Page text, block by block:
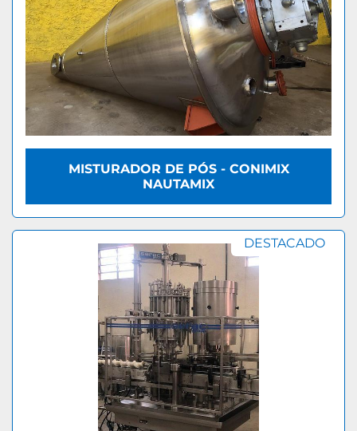
MISTURADOR DE PÓS - CONIMIX
NAUTAMIX
DESTACADO